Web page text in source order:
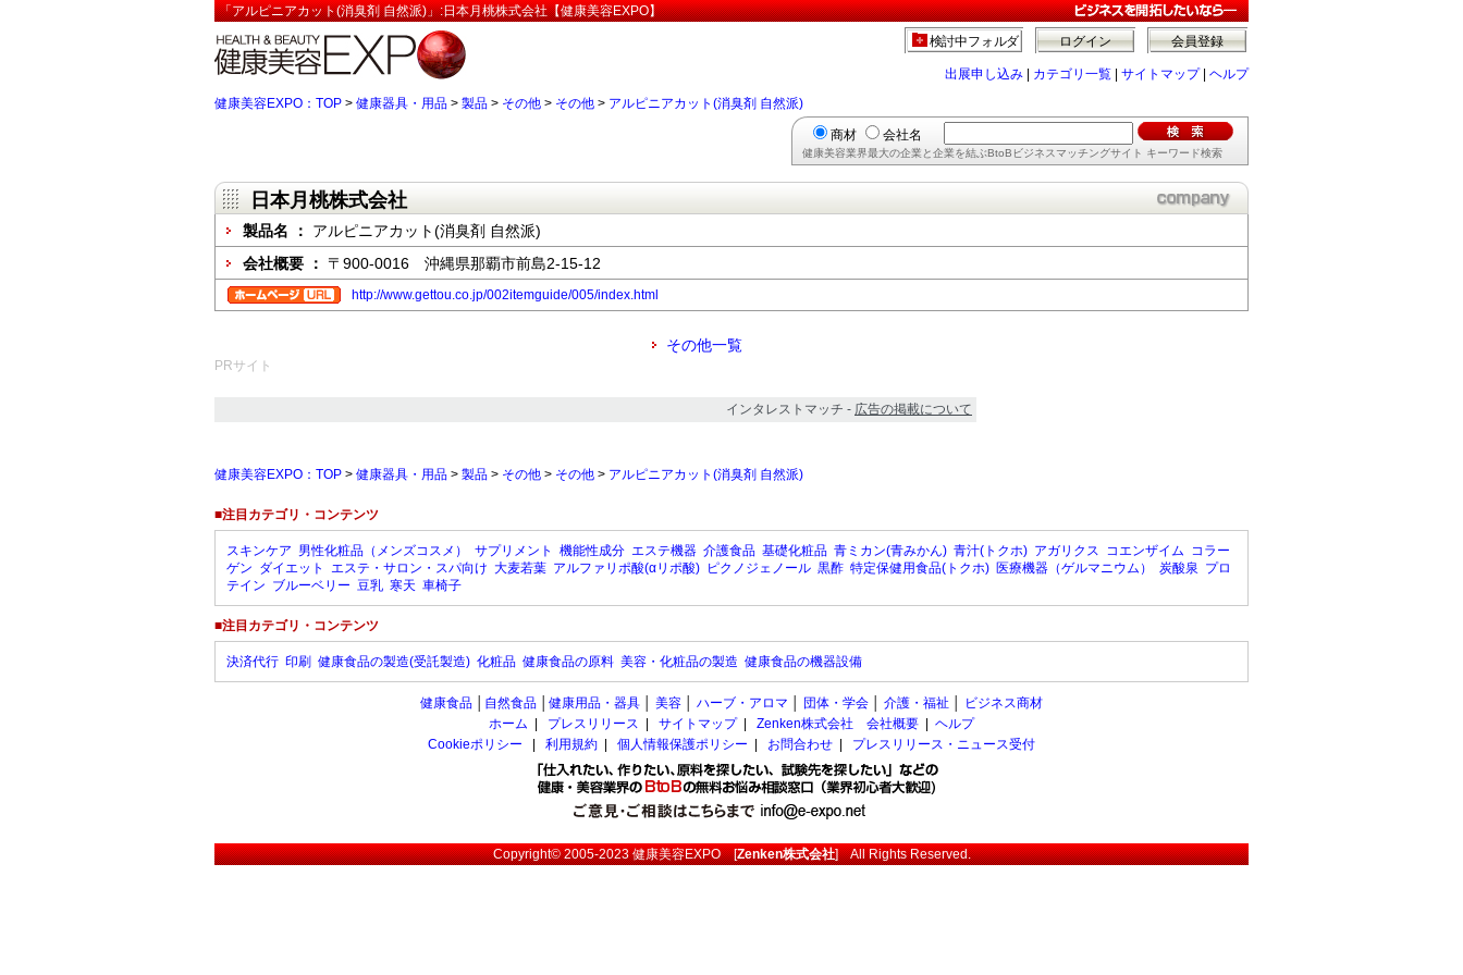
「アルピニアカット(消臭剤 自然派)」:日本月桃株式会社【健康美容EXPO】
会員登録
ログイン
検討中フォルダ
出展申し込み カテゴリ一覧 サイトマップ| ヘルプ
健康美容EXPO：TOP > 健康器具・用品 > 製品 > その他 > その他 > アルピニアカット(消臭剤 自然派)
商材 会社名
健康美容業界最大の企業と企業を結ぶBtoBビジネスマッチングサイト キーワード検索
日本月桃株式会社
製品名 ： アルピニアカット(消臭剤 自然派)
会社概要 ： 〒900-0016 沖縄県那覇市前島2-15-12
http://www.gettou.co.jp/002itemguide/005/index.html
その他一覧
PRサイト
インタレストマッチ - 広告の掲載について
健康美容EXPO：TOP > 健康器具・用品 > 製品 > その他 > その他 > アルピニアカット(消臭剤 自然派)
■注目カテゴリ・コンテンツ
スキンケア 男性化粧品（メンズコスメ） サプリメント 機能性成分 エステ機器 介護食品 基礎化粧品 青ミカン(青みかん) 青汁(トクホ) アガリクス コエンザイム コラー
ゲン ダイエット エステ・サロン・スパ向け 大麦若葉 アルファリポ酸(αリポ酸) ピクノジェノール 黒酢 特定保健用食品(トクホ) 医療機器（ゲルマニウム） 炭酸泉 プロ
テイン ブルーベリー 豆乳 寒天 車椅子
■注目カテゴリ・コンテンツ
決済代行 印刷 健康食品の製造(受託製造) 化粧品 健康食品の原料 美容・化粧品の製造 健康食品の機器設備
健康食品 自然食品 健康用品・器具 美容 ハーブ・アロマ 団体・学会 介護・福祉
ビジネス商材
ホーム
プレスリリース サイトマップ| Zenken株式会社 会社概要
ヘルプ
Cookieポリシー
利用規約 個人情報保護ポリシー お問合わせ プレスリリース・ニュース受付
Copyright© 2005-2023健康美容EXPO[Zenken株式会社] All Rights Reserved.